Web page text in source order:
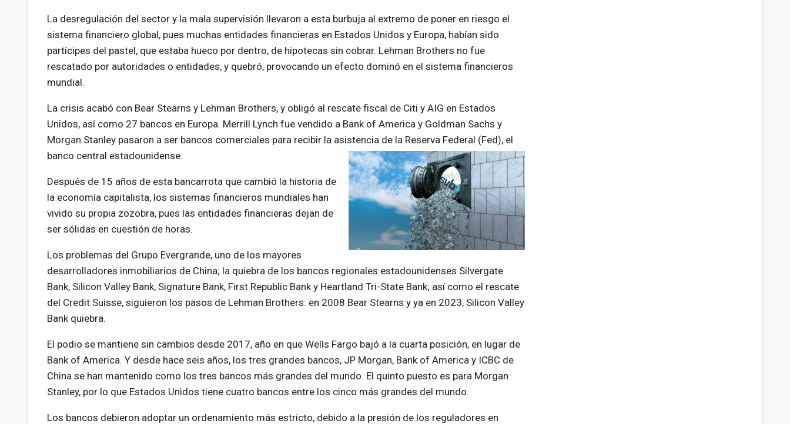
La desregulación del sector y la mala supervisión llevaron a esta burbuja al extremo de poner en riesgo el
sistema financiero global, pues muchas entidades financieras en Estados Unidos y Europa, habían sido
partícipes del pastel, que estaba hueco por dentro, de hipotecas sin cobrar. Lehman Brothers no fue
rescatado por autoridades o entidades, y quebró, provocando un efecto dominó en el sistema financieros
mundial.
La crisis acabó con Bear Stearns y Lehman Brothers, y obligó al rescate fiscal de Citi y AIG en Estados
Unidos, así como 27 bancos en Europa. Merrill Lynch fue vendido a Bank of America y Goldman Sachs y
Morgan Stanley pasaron a ser bancos comerciales para recibir la asistencia de la Reserva Federal (Fed), el
banco central estadounidense.
Después de 15 años de esta bancarrota que cambió la historia de
la economía capitalista, los sistemas financieros mundiales han
vivido su propia zozobra, pues las entidades financieras dejan de
ser sólidas en cuestión de horas.
Los problemas del Grupo Evergrande, uno de los mayores
desarrolladores inmobiliarios de China; la quiebra de los bancos regionales estadounidenses Silvergate
Bank, Silicon Valley Bank, Signature Bank, First Republic Bank y Heartland Tri-State Bank; así como el rescate
del Credit Suisse, siguieron los pasos de Lehman Brothers: en 2008 Bear Stearns y ya en 2023, Silicon Valley
Bank quiebra.
El podio se mantiene sin cambios desde 2017, año en que Wells Fargo bajó a la cuarta posición, en lugar de
Bank of America. Y desde hace seis años, los tres grandes bancos, JP Morgan, Bank of America y ICBC de
China se han mantenido como los tres bancos más grandes del mundo. El quinto puesto es para Morgan
Stanley, por lo que Estados Unidos tiene cuatro bancos entre los cinco más grandes del mundo.
Los bancos debieron adoptar un ordenamiento más estricto, debido a la presión de los reguladores en